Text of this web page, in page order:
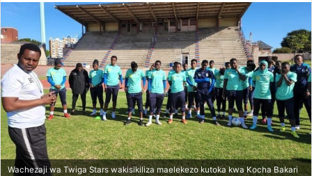
Wachezaji wa Twiga Stars wakisikiliza maelekezo kutoka kwa Kocha Bakari